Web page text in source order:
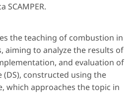
SCAMPER.
the teaching of combustion in
aiming to analyze the results of
and evaluation of
(DS), constructed using the
which approaches the topic in